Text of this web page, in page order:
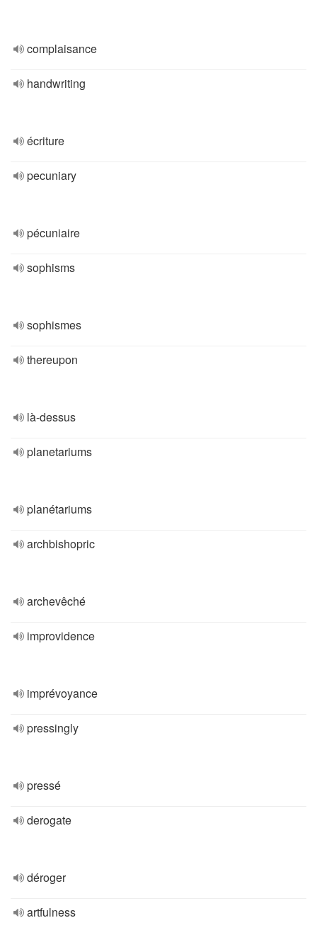
complaisance
handwriting
écriture
pecuniary
pécuniaire
sophisms
sophismes
thereupon
là-dessus
planetariums
planétariums
archbishopric
archevêché
improvidence
imprévoyance
pressingly
pressé
derogate
déroger
artfulness